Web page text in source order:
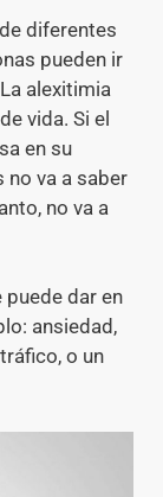
diferentes
pueden ir
alexitimia
vida. Si el
en su
va a saber
no va a
puede dar en
ansiedad,
o un